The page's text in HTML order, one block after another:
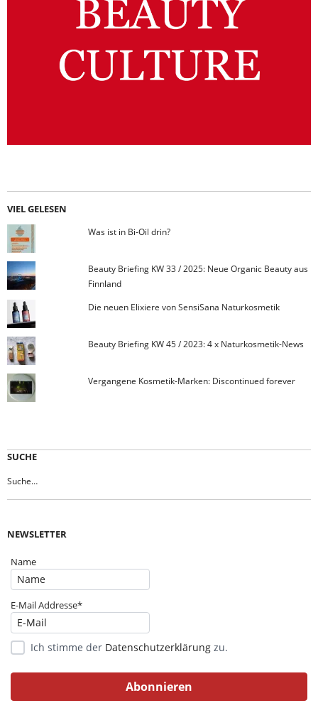
VIEL GELESEN
Was ist in Bi-Oil drin?
Beauty Briefing KW 33 / 2025: Neue Organic Beauty aus
Finnland
Die neuen Elixiere von SensiSana Naturkosmetik
Beauty Briefing KW 45 / 2023: 4 x Naturkosmetik-News
Vergangene Kosmetik-Marken: Discontinued forever
SUCHE
NEWSLETTER
Name
E-Mail Addresse*
Ich stimme der Datenschutzerklärung zu.